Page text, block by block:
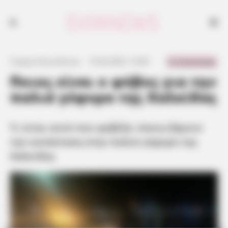
Ποιος είναι ο φόβος για την
παλιά γέφυρα της Χαλκίδας
Τι είναι αυτό που φοβίζει όσους ξέρουν